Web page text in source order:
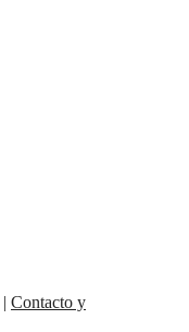
| Contacto y